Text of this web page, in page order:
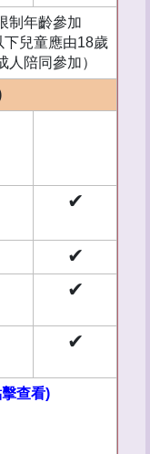
制年齡參加
下兒童應由18歲
人陪同參加）
✔
✔
✔
✔
查看)